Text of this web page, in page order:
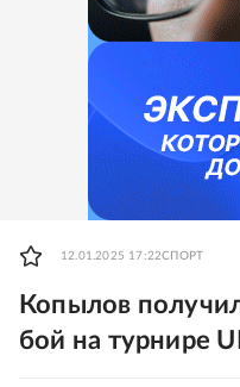
12.01.2025 17:22СПОРТ
Копылов
бой на турнире